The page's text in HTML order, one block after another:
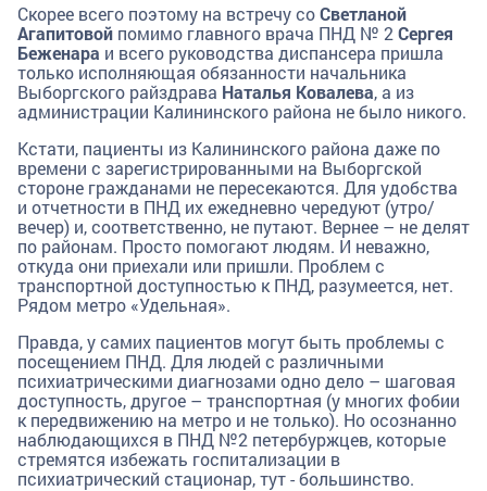
Скорее всего поэтому на встречу соСветланой
Агапитовой помимо главного врача ПНД № 2 Сергея
Беженара и всего руководства диспансера пришла
только исполняющая обязанности начальника
Выборгского райздрава Наталья Ковалева, а из
администрации Калининского района не было никого.
Кстати, пациенты из Калининского района даже по
времени с зарегистрированными на Выборгской
стороне гражданами не пересекаются. Для удобства
и отчетности в ПНД их ежедневно чередуют (утро/
вечер) и, соответственно, не путают. Вернее – не делят
по районам. Просто помогают людям. И неважно,
откуда они приехали или пришли. Проблем с
транспортной доступностью к ПНД, разумеется, нет.
Рядом метро «Удельная».
Правда, у самих пациентов могут быть проблемы с
посещением ПНД. Для людей с различными
психиатрическими диагнозами одно дело – шаговая
доступность, другое – транспортная (у многих фобии
к передвижению на метро и не только). Но осознанно
наблюдающихся в ПНД №2 петербуржцев, которые
стремятся избежать госпитализации в
психиатрический стационар, тут - большинство.